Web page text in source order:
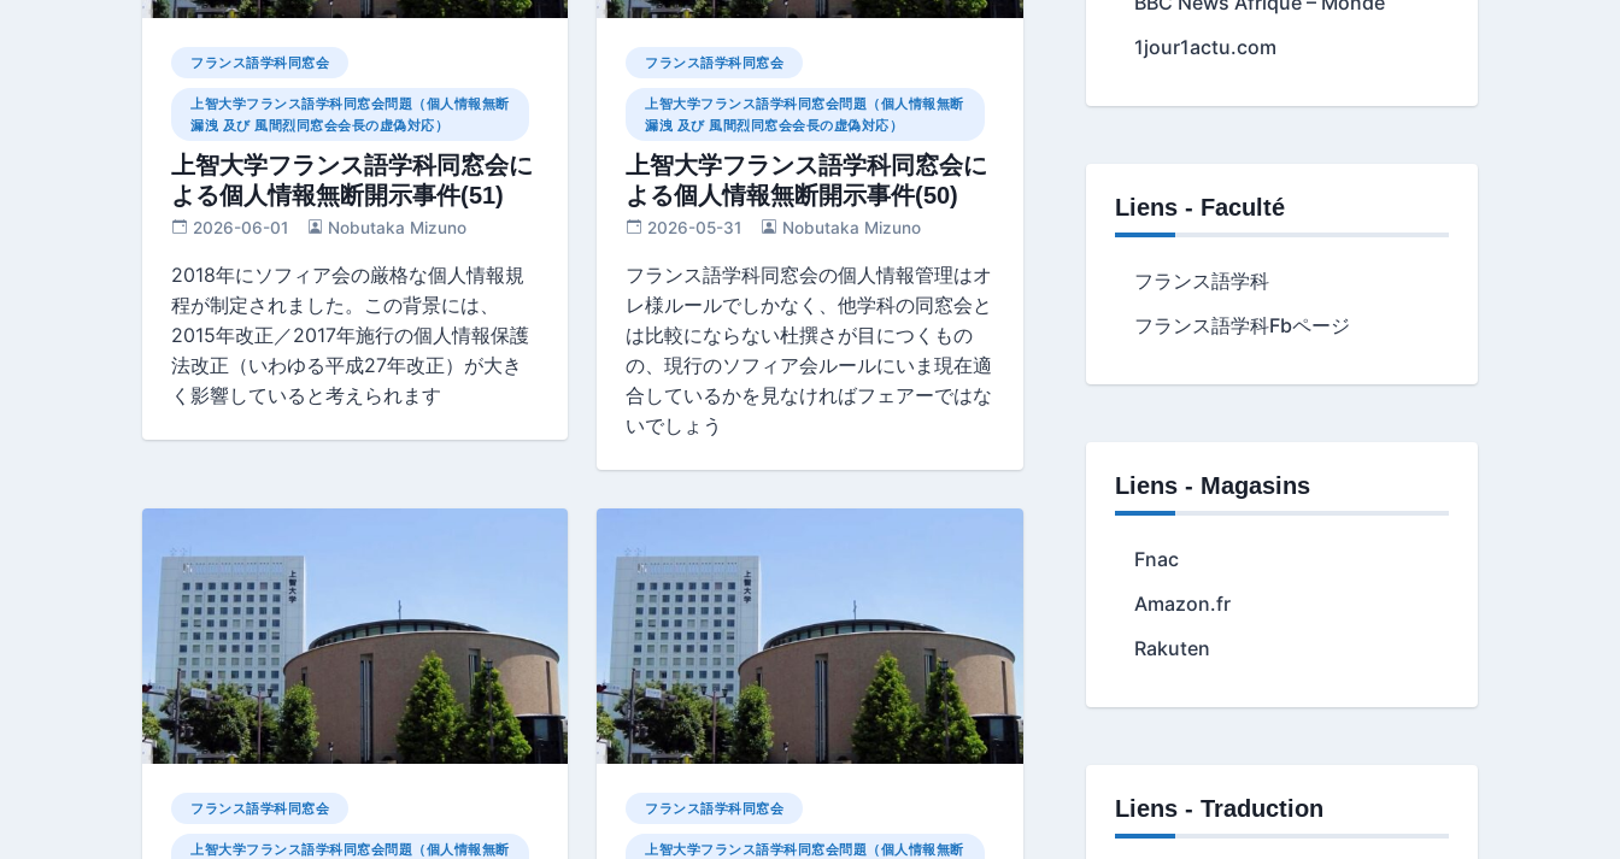
フランス語学科同窓会
上智大学フランス語学科同窓会問題（個人情報無断
漏洩 及び 風間烈同窓会会長の虚偽対応）
上智大学フランス語学科同窓会に
よる個人情報無断開示事件(51)
2026-06-01 Nobutaka Mizuno
2018年にソフィア会の厳格な個人情報規
程が制定されました。この背景には、
2015年改正／2017年施行の個人情報保護
法改正（いわゆる平成27年改正）が大き
く影響していると考えられます
フランス語学科同窓会
上智大学フランス語学科同窓会問題（個人情報無断
漏洩 及び 風間烈同窓会会長の虚偽対応）
上智大学フランス語学科同窓会に
よる個人情報無断開示事件(50)
2026-05-31 Nobutaka Mizuno
フランス語学科同窓会の個人情報管理はオ
レ様ルールでしかなく、他学科の同窓会と
は比較にならない杜撰さが目につくもの
の、現行のソフィア会ルールにいま現在適
合しているかを見なければフェアーではな
いでしょう
フランス語学科同窓会
上智大学フランス語学科同窓会問題（個人情報無断
フランス語学科同窓会
上智大学フランス語学科同窓会問題（個人情報無断
1jour1actu.com
Liens - Faculté
フランス語学科
フランス語学科Fbページ
Liens - Magasins
Fnac
Amazon.fr
Rakuten
Liens - Traduction